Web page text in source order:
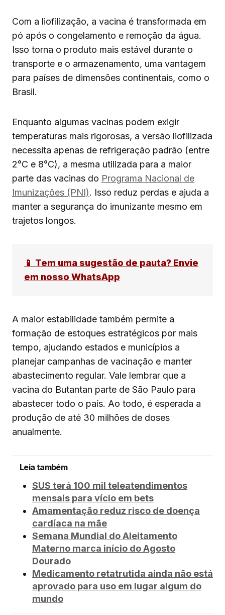
Com a liofilização, a vacina é transformada em
pó após o congelamento e remoção da água.
Isso torna o produto mais estável durante o
transporte e o armazenamento, uma vantagem
para países de dimensões continentais, como o
Brasil.
Enquanto algumas vacinas podem exigir
temperaturas mais rigorosas, a versão liofilizada
necessita apenas de refrigeração padrão (entre
2°C e 8°C), a mesma utilizada para a maior
parte das vacinas do Programa Nacional de
Imunizações (PNI). Isso reduz perdas e ajuda a
manter a segurança do imunizante mesmo em
trajetos longos.
📱 Tem uma sugestão de pauta? Envie
em nosso WhatsApp
A maior estabilidade também permite a
formação de estoques estratégicos por mais
tempo, ajudando estados e municípios a
planejar campanhas de vacinação e manter
abastecimento regular. Vale lembrar que a
vacina do Butantan parte de São Paulo para
abastecer todo o país. Ao todo, é esperada a
produção de até 30 milhões de doses
anualmente.
Leia também
SUS terá 100 mil teleatendimentos
mensais para vício em bets
Amamentação reduz risco de doença
cardíaca na mãe
Semana Mundial do Aleitamento
Materno marca início do Agosto
Dourado
Medicamento retatrutida ainda não está
aprovado para uso em lugar algum do
mundo